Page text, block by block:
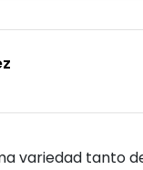
variedad tanto